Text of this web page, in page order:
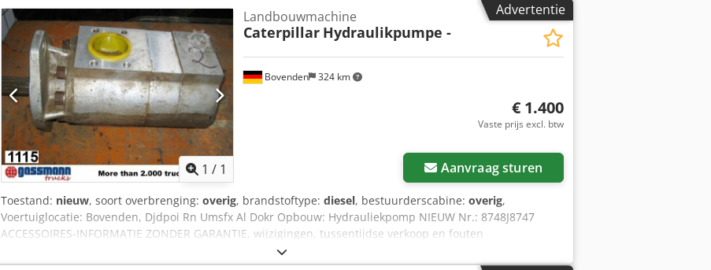
Advertentie
1 / 1
Bovenden 324 km
Landbouwmachine
Caterpillar Hydraulikpumpe -
€ 1.400
Vaste prijs excl. btw
Aanvraag sturen
Toestand: nieuw, soort overbrenging: overig, brandstoftype: diesel, bestuurderscabine: overig,
Voertuiglocatie: Bovenden, Djdpoi Rn Umsfx Al Dokr Opbouw: Hydrauliekpomp NIEUW Nr.: 8748J8747
ACCESSOIRES-INFORMATIE ZONDER GARANTIE, wijzigingen, tussentijdse verkoop en fouten